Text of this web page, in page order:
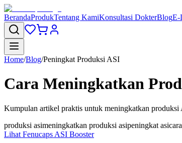
BerandaProdukTentang KamiKonsultasi DokterBlogE-
Home/Blog/Peningkat Produksi ASI
Cara Meningkatkan
Kumpulan artikel praktis untuk meningkatkan
produksi asimeningkatkan produksi asipeningkat asi
Lihat Fenucaps ASI Booster